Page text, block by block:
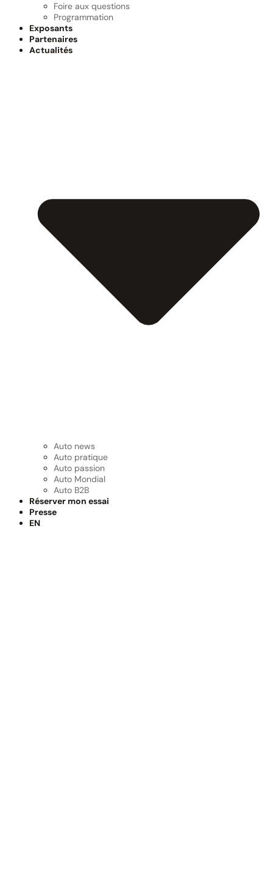
Foire aux questions
Programmation
Exposants
Partenaires
Actualités
Auto news
Auto pratique
Auto passion
Auto Mondial
Auto B2B
Réserver mon essai
Presse
EN